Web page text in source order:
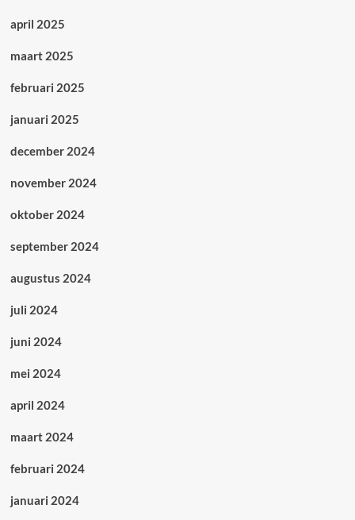
april 2025
maart 2025
februari 2025
januari 2025
december 2024
november 2024
oktober 2024
september 2024
augustus 2024
juli 2024
juni 2024
mei 2024
april 2024
maart 2024
februari 2024
januari 2024